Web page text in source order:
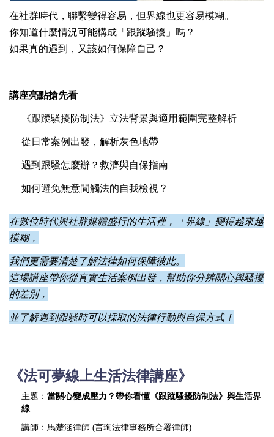
在社群時代，聯繫變得容易，但界線也更容易模糊。
你知道什麼情況可能構成「跟蹤騷擾」嗎？
如果真的遇到，又該如何保障自己？
講座亮點搶先看
《跟蹤騷擾防制法》立法背景與適用範圍完整解析
從日常案例出發，解析灰色地帶
遇到跟騷怎麼辦？救濟與自保指南
如何避免無意間觸法的自我檢視？
在數位時代與社群媒體盛行的生活裡，「界線」變得越來越
模糊，
我們更需要清楚了解法律如何保障彼此。
這場講座帶你從真實生活案例出發，幫助你分辨關心與騷擾
的差別，
並了解遇到跟騷時可以採取的法律行動與自保方式！
《法可夢線上生活法律講座》
主題： 當關心變成壓力？帶你看懂《跟蹤騷擾防制法》與生活界
線
講師：馬楚涵律師 (言珣法律事務所合署律師)